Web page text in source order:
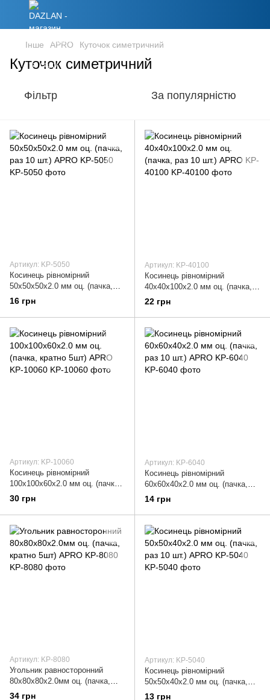
Інше APRO Куточок симетричний
Куточок симетричний
Фільтр За популярністю
Артикул: KP-5050
Косинець рівномірний
50х50х50х2.0 мм оц. (пачка,
раз 10 шт.) APRO KP-5050
16 грн
Артикул: KP-40100
Косинець рівномірний
40х40х100х2.0 мм оц. (пачка,
раз 10 шт.) APRO KP-40100
22 грн
Артикул: KP-10060
Косинець рівномірний
100х100х60х2.0 мм оц. (пачка,
кратно 5шт) APRO KP-10060
30 грн
Артикул: KP-6040
Косинець рівномірний
60х60х40х2.0 мм оц. (пачка,
раз 10 шт.) APRO KP-6040
14 грн
Артикул: KP-8080
Угольник равносторонний
80х80х80х2.0мм оц. (пачка,
кратно 5шт) APRO KP-8080
34 грн
Артикул: KP-5040
Косинець рівномірний
50х50х40х2.0 мм оц. (пачка,
раз 10 шт.) APRO KP-5040
13 грн